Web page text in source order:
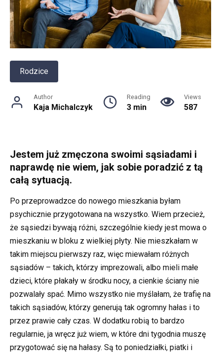
Rodzice
Author
Kaja Michalczyk
Reading
3 min
Views
587
Jestem już zmęczona swoimi sąsiadami i
naprawdę nie wiem, jak sobie poradzić z tą
całą sytuacją.
Po przeprowadzce do nowego mieszkania byłam
psychicznie przygotowana na wszystko. Wiem przecież,
że sąsiedzi bywają różni, szczególnie kiedy jest mowa o
mieszkaniu w bloku z wielkiej płyty. Nie mieszkałam w
takim miejscu pierwszy raz, więc miewałam różnych
sąsiadów – takich, którzy imprezowali, albo mieli małe
dzieci, które płakały w środku nocy, a cienkie ściany nie
pozwalały spać. Mimo wszystko nie myślałam, że trafię na
takich sąsiadów, którzy generują tak ogromny hałas i to
przez prawie cały czas. W dodatku robią to bardzo
regularnie, ja wręcz już wiem, w które dni tygodnia muszę
przygotować się na hałasy. Są to poniedziałki, piatki i